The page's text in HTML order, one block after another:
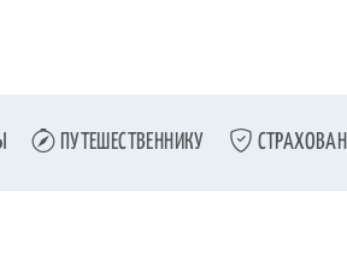
ПУТЕШЕСТВЕННИКУ